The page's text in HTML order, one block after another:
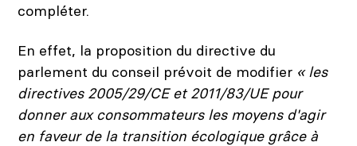
compléter.
En effet, la proposition du directive du
parlement du conseil prévoit de modifier « les
directives 2005/29/CE et 2011/83/UE pour
donner aux consommateurs les moyens d'agir
en faveur de la transition écologique grâce à